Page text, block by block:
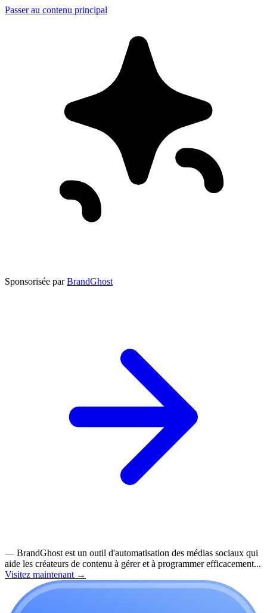
Passer au contenu principal
Sponsorisée par BrandGhost
— BrandGhost est un outil d'automatisation des médias sociaux qui
aide les créateurs de contenu à gérer et à programmer efficacement...
Visitez maintenant →